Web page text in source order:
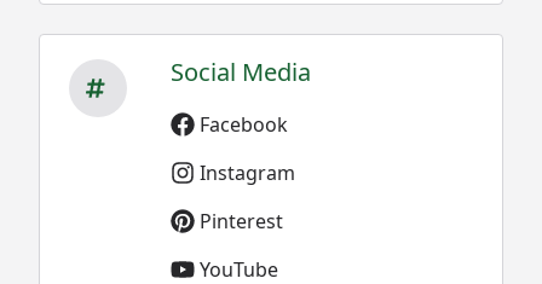
Social Media
Facebook
Instagram
Pinterest
YouTube